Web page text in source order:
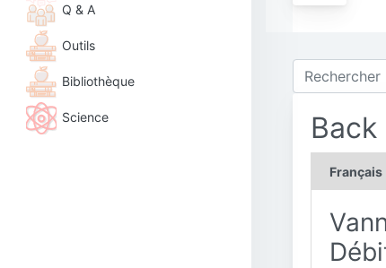
Q & A
Outils
Bibliothèque
Science Back
Français